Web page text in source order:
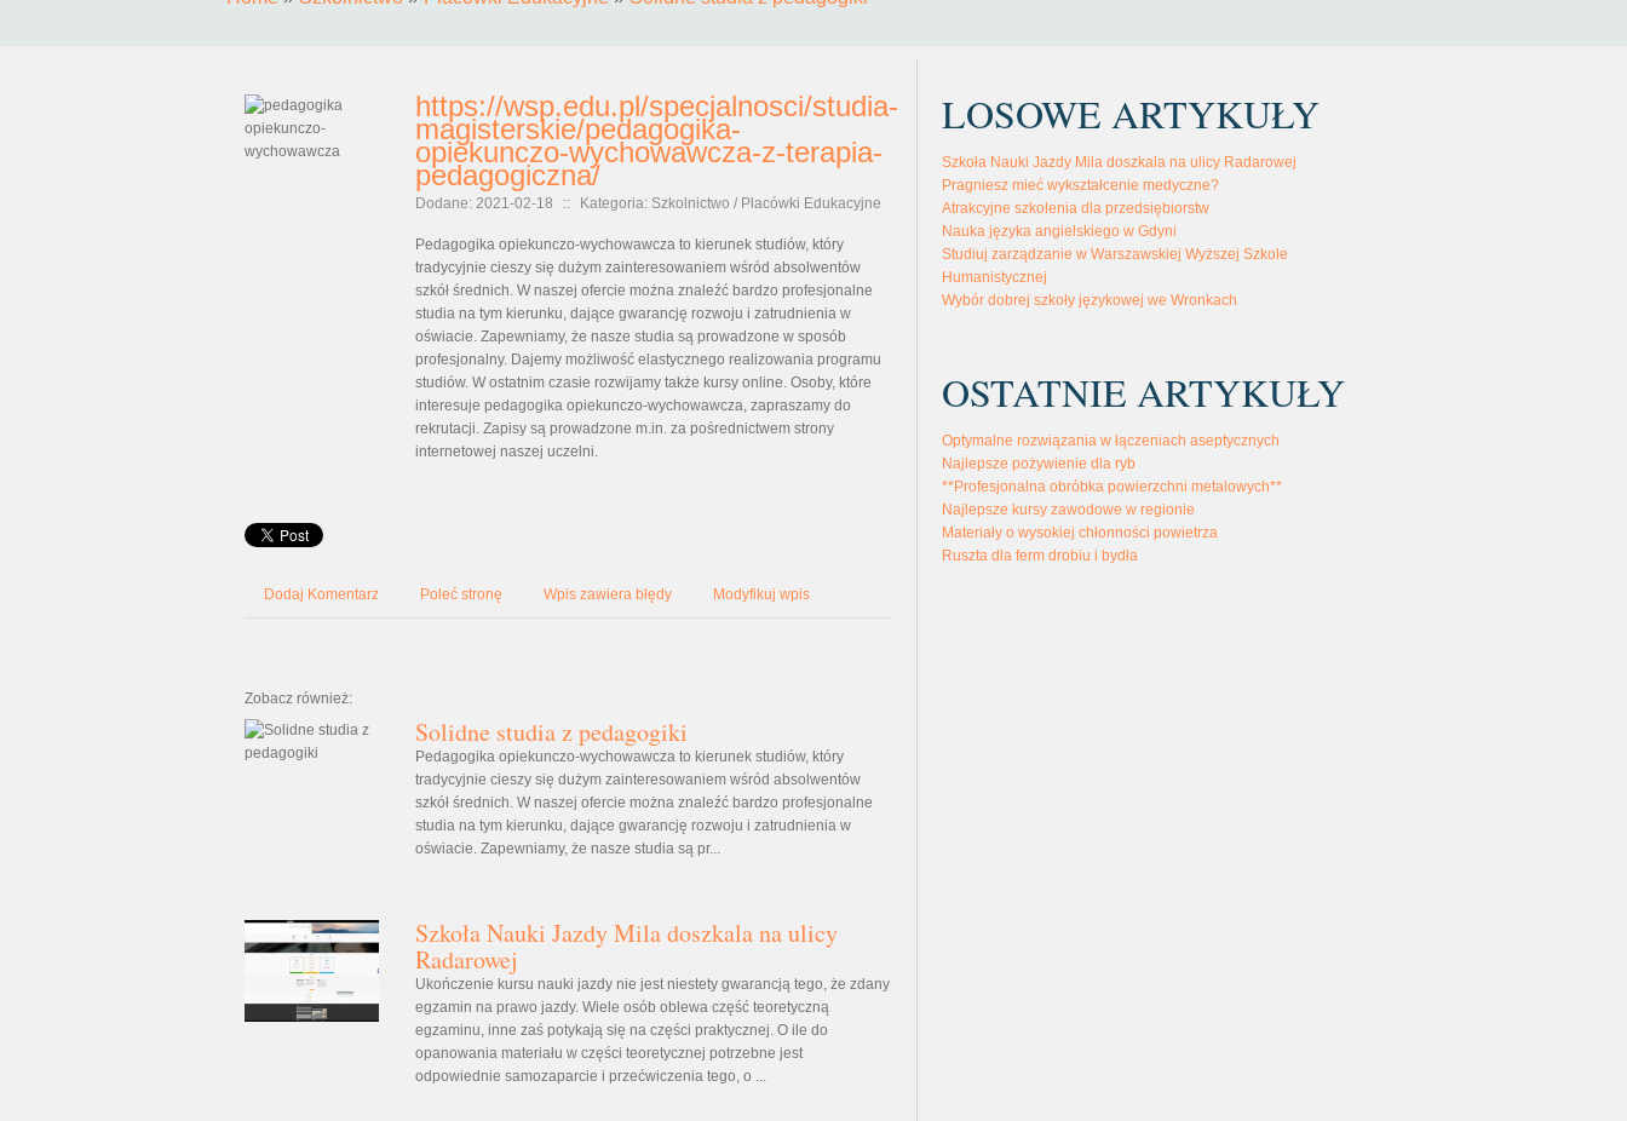
https://wsp.edu.pl/specjalnosci/studia-
magisterskie/pedagogika-
opiekunczo-wychowawcza-z-terapia-
pedagogiczna/
Dodane: 2021-02-18 :: Kategoria: Szkolnictwo / Placówki Edukacyjne
Pedagogika opiekunczo-wychowawcza to kierunek studiów, który
tradycyjnie cieszy się dużym zainteresowaniem wśród absolwentów
szkół średnich. W naszej ofercie można znaleźć bardzo profesjonalne
studia na tym kierunku, dające gwarancję rozwoju i zatrudnienia w
oświacie. Zapewniamy, że nasze studia są prowadzone w sposób
profesjonalny. Dajemy możliwość elastycznego realizowania programu
studiów. W ostatnim czasie rozwijamy także kursy online. Osoby, które
interesuje pedagogika opiekunczo-wychowawcza, zapraszamy do
rekrutacji. Zapisy są prowadzone m.in. za pośrednictwem strony
internetowej naszej uczelni.
Dodaj Komentarz Poleć stronę Wpis zawiera błędy Modyfikuj wpis
Zobacz również:
Solidne studia z pedagogiki
Pedagogika opiekunczo-wychowawcza to kierunek studiów, który
tradycyjnie cieszy się dużym zainteresowaniem wśród absolwentów
szkół średnich. W naszej ofercie można znaleźć bardzo profesjonalne
studia na tym kierunku, dające gwarancję rozwoju i zatrudnienia w
oświacie. Zapewniamy, że nasze studia są pr...
Szkoła Nauki Jazdy Mila doszkala na ulicy
Radarowej
Ukończenie kursu nauki jazdy nie jest niestety gwarancją tego, że zdany
egzamin na prawo jazdy. Wiele osób oblewa część teoretyczną
egzaminu, inne zaś potykają się na części praktycznej. O ile do
opanowania materiału w części teoretycznej potrzebne jest
odpowiednie samozaparcie i przećwiczenia tego, o ...
LOSOWE ARTYKUŁY
Szkoła Nauki Jazdy Mila doszkala na ulicy Radarowej
Pragniesz mieć wykształcenie medyczne?
Atrakcyjne szkolenia dla przedsiębiorstw
Nauka języka angielskiego w Gdyni
Studiuj zarządzanie w Warszawskiej Wyższej Szkole
Humanistycznej
Wybór dobrej szkoły językowej we Wronkach
OSTATNIE ARTYKUŁY
Optymalne rozwiązania w łączeniach aseptycznych
Najlepsze pożywienie dla ryb
**Profesjonalna obróbka powierzchni metalowych**
Najlepsze kursy zawodowe w regionie
Materiały o wysokiej chłonności powietrza
Ruszta dla ferm drobiu i bydła